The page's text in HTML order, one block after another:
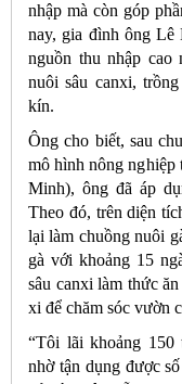
nhập mà còn góp
nay, gia đình ông
nguồn thu nhập
nuôi sâu canxi,
kín.
Ông cho biết, sau
mô hình nông nghiệp
Minh), ông đã áp
Theo đó, trên diện
lại làm chuồng nuôi
gà với khoảng 15
sâu canxi làm thức
xi để chăm sóc vườn
“Tôi lãi khoảng 150
nhờ tận dụng được